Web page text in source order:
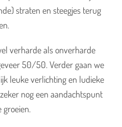
straten en steegjes terug
verharde als onverharde
50/50. Verder gaan we
leuke verlichting en ludieke
nog een aandachtspunt